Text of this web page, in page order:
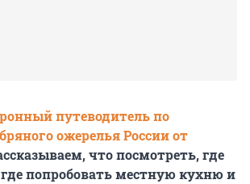
путеводитель по
ожерелья России от
что посмотреть, где
попробовать местную кухню и